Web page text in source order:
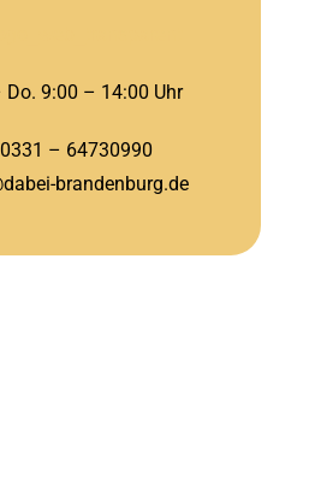
9:00 – 14:00 Uhr
– 64730990
brandenburg.de